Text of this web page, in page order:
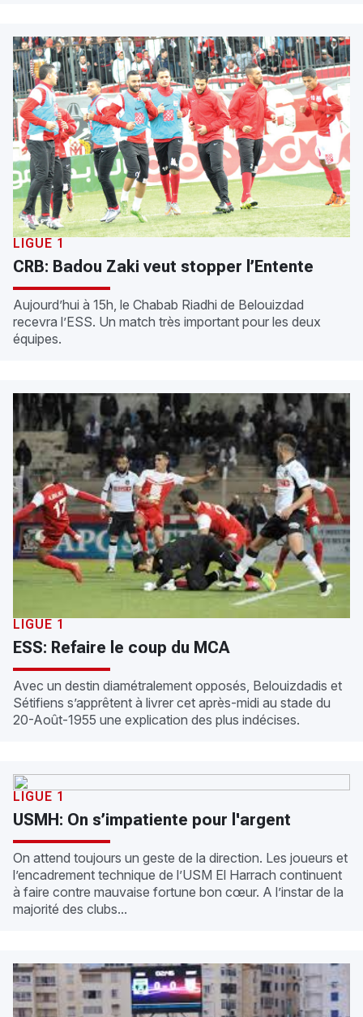
LIGUE 1
CRB: Badou Zaki veut stopper l’Entente
Aujourd’hui à 15h, le Chabab Riadhi de Belouizdad
recevra l’ESS. Un match très important pour les deux
équipes.
LIGUE 1
ESS: Refaire le coup du MCA
Avec un destin diamétralement opposés, Belouizdadis et
Sétifiens s’apprêtent à livrer cet après-midi au stade du
20-Août-1955 une explication des plus indécises.
LIGUE 1
USMH: On s’impatiente pour l'argent
On attend toujours un geste de la direction. Les joueurs et
l’encadrement technique de l’USM El Harrach continuent
à faire contre mauvaise fortune bon cœur. A l’instar de la
majorité des clubs...